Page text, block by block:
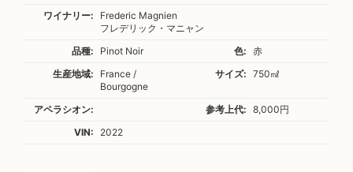
ワイナリー:
Frederic Magnien
フレデリック・マニャン
品種:
Pinot Noir 色:
赤
生産地域:
France /
Bourgogne
サイズ: 750㎖
アペラシオン: 参考上代:
8,000円
VIN:
2022